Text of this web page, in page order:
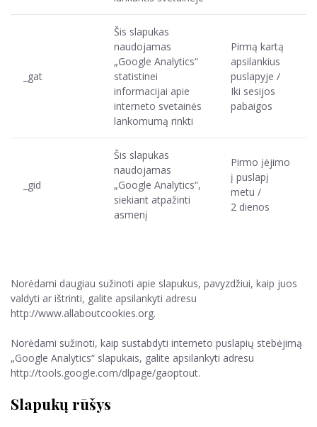
_gat
Šis slapukas
naudojamas
„Google Analytics“
statistinei
informacijai apie
interneto svetainės
lankomumą rinkti
Pirmą kartą
apsilankius
puslapyje /
Iki sesijos
pabaigos
_gid
Šis slapukas
naudojamas
„Google Analytics“,
siekiant atpažinti
asmenį
Pirmo įėjimo
į puslapį
metu /
2 dienos
Norėdami daugiau sužinoti apie slapukus, pavyzdžiui, kaip juos
valdyti ar ištrinti, galite apsilankyti adresu
http://www.allaboutcookies.org.
Norėdami sužinoti, kaip sustabdyti interneto puslapių stebėjimą
„Google Analytics“ slapukais, galite apsilankyti adresu
http://tools.google.com/dlpage/gaoptout.
Slapukų rūšys